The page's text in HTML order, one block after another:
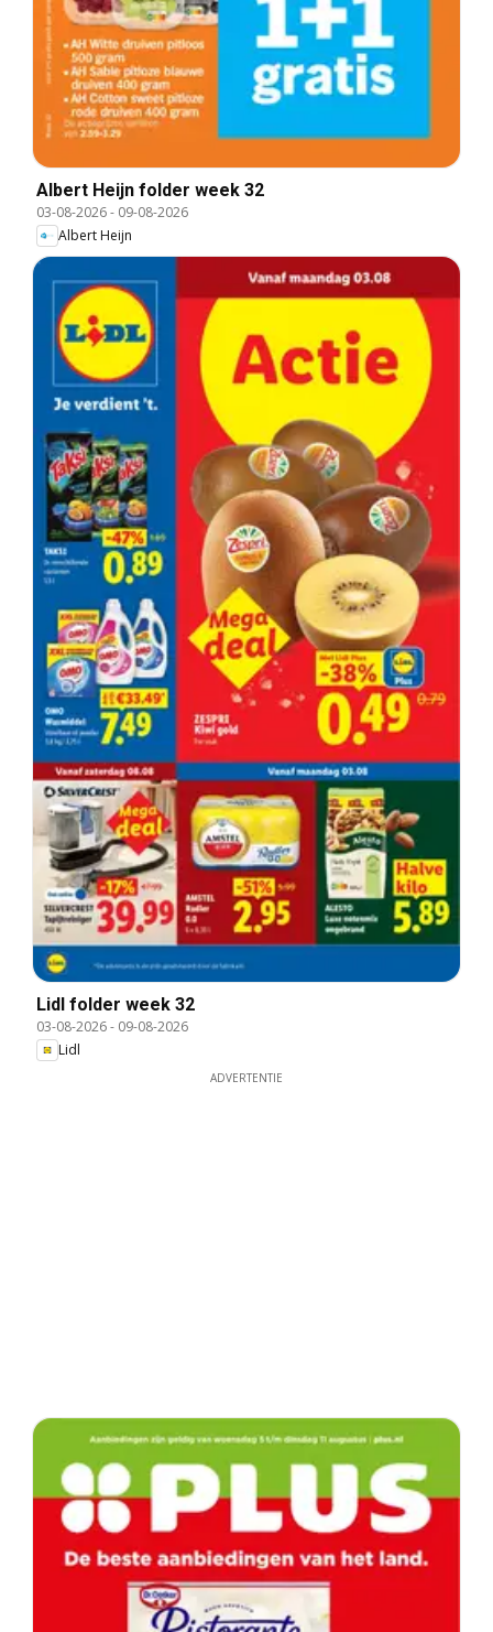
Albert Heijn folder week 32
03-08-2026- 09-08-2026
Albert Heijn
Lidl folder week 32
03-08-2026- 09-08-2026
Lidl
ADVERTENTIE